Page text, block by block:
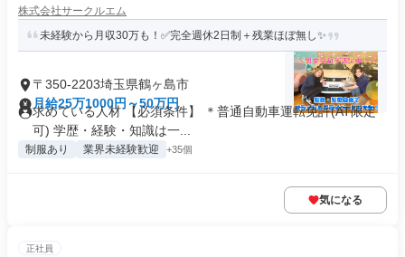
株式会社サークルエム
未経験から月収30万も！✅完全週休2日制＋残業ほぼ無し✨
〒350-2203埼玉県鶴ヶ島市
月給25万1000円～50万円
求めている人材 【必須条件】 ＊普通自動車運転免許(AT限定
可) 学歴・経験・知識は一...
制服あり 業界未経験歓迎 +35個
気になる
正社員